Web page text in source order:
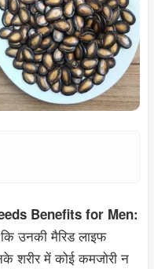
Benefits for Men:
उनकी मैरिड लाइफ
शरीर में कोई कमजोरी न